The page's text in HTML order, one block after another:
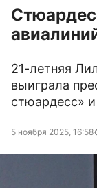
21-летняя
выиграла
стюардесс»
5 ноября 2025, 16:58